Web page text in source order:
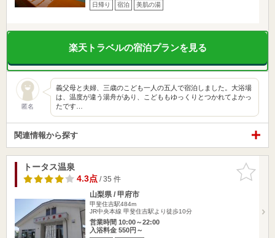
日帰り 宿泊 美肌の湯
楽天トラベルの宿泊プランを見る
匿名
義父母と夫婦、三歳のこども一人の五人で宿泊しました。大浴場
は、温度が違う湯舟があり、こどももゆっくりとつかれてよかっ
たです…
関連情報から探す
お気に入
りに追加
トータス温泉
4.3点/ 35 件
山梨県 / 甲府市
甲斐住吉駅484m
JR中央本線 甲斐住吉駅より徒歩10分
営業時間 10:00～22:00
入浴料金 550円～